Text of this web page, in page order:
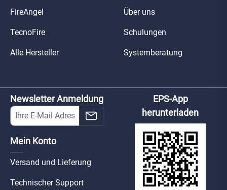
FireAngel
TecnoFire
Alle Hersteller
Über uns
Schulungen
Systemberatung
Newsletter Anmeldung
Mein Konto
Versand und Lieferung
Technischer Support
EPS-App
herunterladen